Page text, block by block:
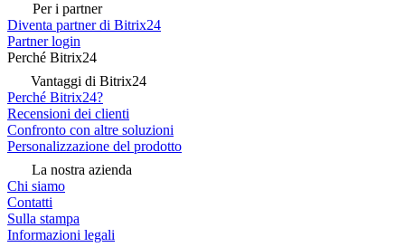
Per i partner
Diventa partner di Bitrix24
Partner login
Perché Bitrix24
Vantaggi di Bitrix24
Perché Bitrix24?
Recensioni dei clienti
Confronto con altre soluzioni
Personalizzazione del prodotto
La nostra azienda
Chi siamo
Contatti
Sulla stampa
Informazioni legali